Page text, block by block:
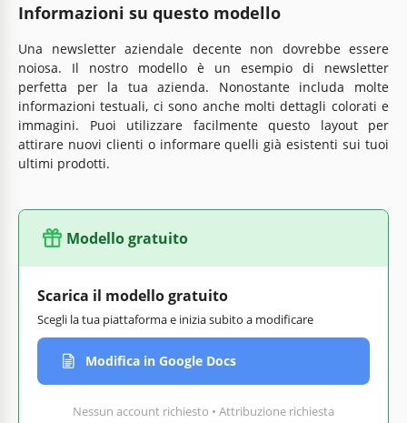
Informazioni su questo modello
Una newsletter aziendale decente non dovrebbe essere
noiosa. Il nostro modello è un esempio di newsletter
perfetta per la tua azienda. Nonostante includa molte
informazioni testuali, ci sono anche molti dettagli colorati e
immagini. Puoi utilizzare facilmente questo layout per
attirare nuovi clienti o informare quelli già esistenti sui tuoi
ultimi prodotti.
Modello gratuito
Scarica il modello gratuito
Scegli la tua piattaforma e inizia subito a modificare
Modifica in Google Docs
Nessun account richiesto • Attribuzione richiesta